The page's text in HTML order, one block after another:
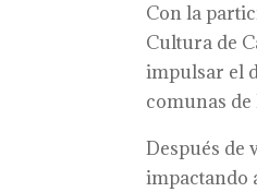
Con la
Cultura de
impulsar el
comunas de
Después de
impactando